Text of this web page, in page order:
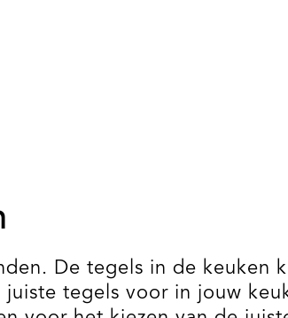
De tegels in de
tegels voor in jouw